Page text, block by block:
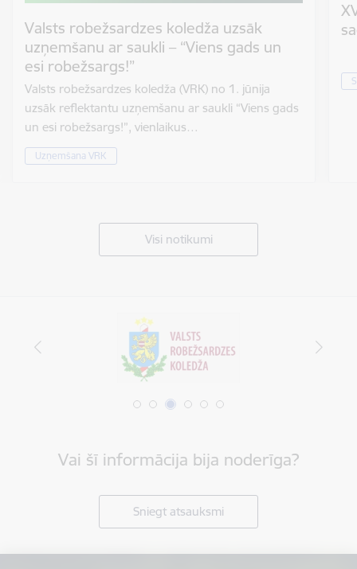
Valsts robežsardzes koledža uzsāk
uzņemšanu ar saukli – “Viens gads un
esi robežsargs!”
Valsts robežsardzes koledža (VRK) no 1. jūnija
uzsāk reflektantu uzņemšanu ar saukli “Viens gads
un esi robežsargs!”, vienlaikus…
Uzņemšana VRK
Visi notikumi
Vai šī informācija bija noderīga?
Sniegt atsauksmi